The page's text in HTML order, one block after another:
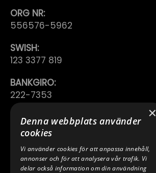
ORG NR:
556576-5962
SWISH:
123 3377 819
BANKGIRO:
222-7353
TELEFON:
0640 200 50
E-POST:
INFO@SPEEDSHOPEN.SE
×
Denna webbplats använder
cookies
Vi använder cookies för att anpassa innehåll,
annonser och för att analysera vår trafik. Vi
delar också information om din användning